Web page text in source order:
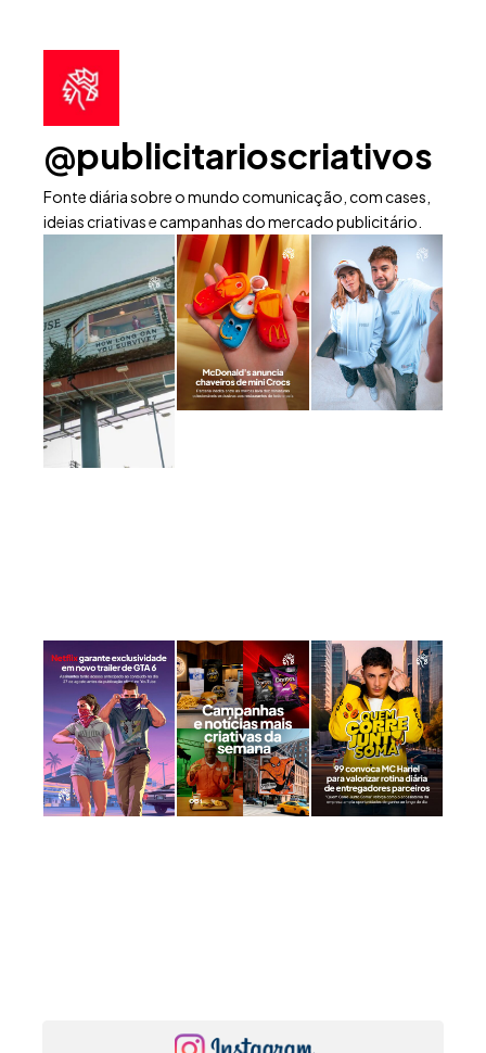
@publicitarioscriativos
Fonte diária sobre o mundo comunicação, com cases,
ideias criativas e campanhas do mercado publicitário.